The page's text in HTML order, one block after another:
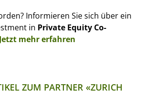
Informieren Sie sich über ein
in Private Equity Co-
Jetzt mehr erfahren
ZUM PARTNER «ZURICH